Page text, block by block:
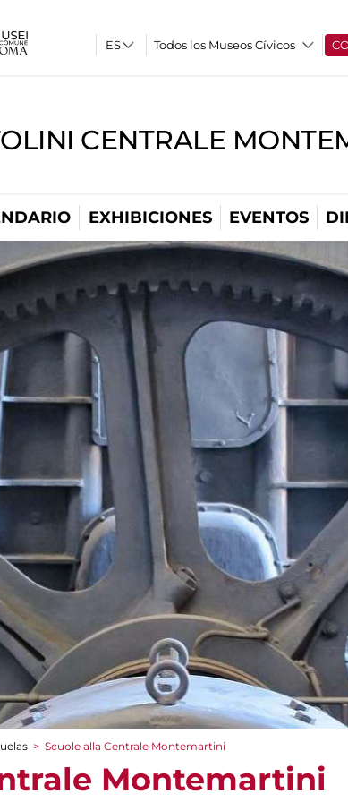
Todos los Museos Cívicos
CENTRALE
EXHIBICIONES EVENTOS
> Scuole alla Centrale Montemartini
Montemartini